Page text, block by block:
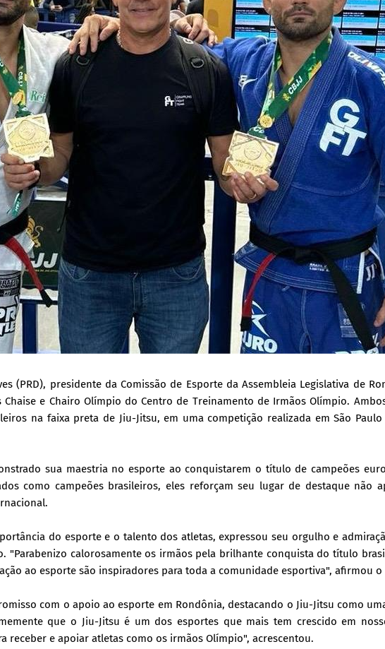
(PRD), presidente da Comissão de Esporte da Assembleia Legislativa de
e Chairo Olímpio do Centro de Treinamento de Irmãos Olímpio.
na faixa preta de Jiu-Jitsu, em uma competição realizada em São
sua maestria no esporte ao conquistarem o título de campeões
como campeões brasileiros, eles reforçam seu lugar de destaque não
do esporte e o talento dos atletas, expressou seu orgulho e
"Parabenizo calorosamente os irmãos pela brilhante conquista do título
ao esporte são inspiradores para toda a comunidade esportiva", afirmou
com o apoio ao esporte em Rondônia, destacando o Jiu-Jitsu como
que o Jiu-Jitsu é um dos esportes que mais tem crescido em
receber e apoiar atletas como os irmãos Olímpio", acrescentou.